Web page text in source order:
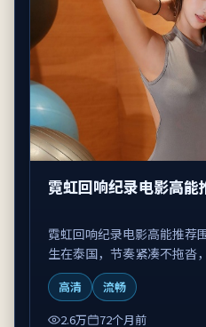
霓虹回响纪录电影高能
霓虹回响纪录电影高能推荐
生在泰国，节奏紧凑不拖沓
头。
高清
流畅
2.6万
72个月前